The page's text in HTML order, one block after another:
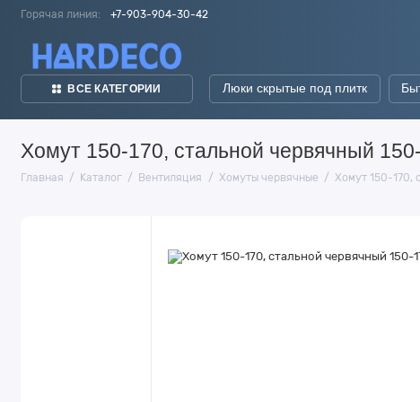
Горячая линия: +7-903-904-30-42
ВСЕ КАТЕГОРИИ Люки скрытые под плитк
Хомут 150-170, стальной червячный
Главная Каталог Вентиляция Хомуты червячные Хомут 150-170,